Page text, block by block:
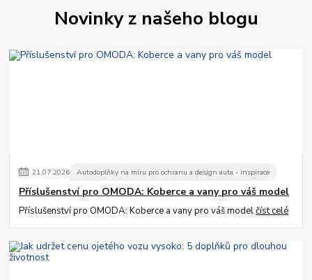
Novinky z našeho blogu
21.07.2026 Autodoplňky na míru pro ochranu a design auta - inspirace
Příslušenství pro OMODA: Koberce a vany pro váš model
Příslušenství pro OMODA: Koberce a vany pro váš modelčíst celé